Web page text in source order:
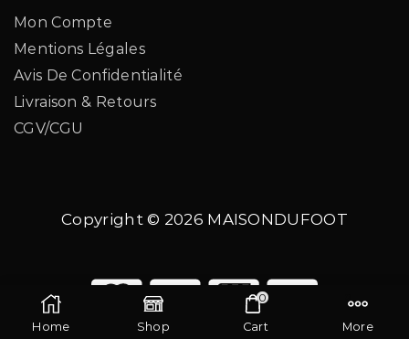
Mon Compte
Mentions Légales
Avis De Confidentialité
Livraison & Retours
CGV/CGU
Copyright © 2026 MAISONDUFOOT
Home Shop
0
Cart More